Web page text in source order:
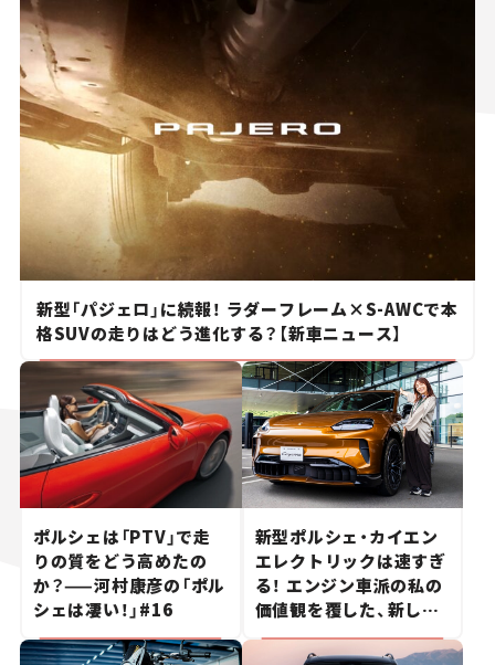
新型「パジェロ」に続報！ ラダーフレーム×S-AWCで本
格SUVの走りはどう進化する？【新車ニュース】
ポルシェは「PTV」で走
りの質をどう高めたの
か？——河村康彦の「ポル
シェは凄い！」#16
新型ポルシェ・カイエン
エレクトリックは速すぎ
る！ エンジン車派の私の
価値観を覆した、新しい
ポルシェの走り。